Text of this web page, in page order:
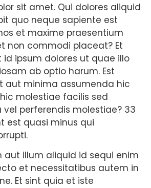
sit amet. Qui dolores aliquid
quo neque sapiente est
et maxime praesentium
non commodi placeat? Et
ipsum dolores ut quae illo
ab optio harum. Est
aut minima assumenda hic
molestiae facilis sed
vel perferendis molestiae? 33
est quasi minus qui
aut illum aliquid id sequi enim
et necessitatibus autem in
Et sint quia et iste